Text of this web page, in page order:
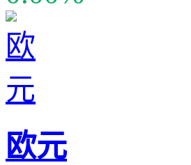
欧元